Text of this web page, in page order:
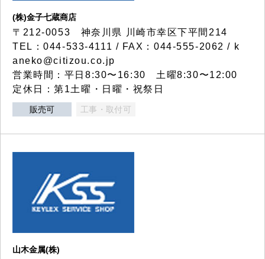
(株)金子七蔵商店
〒212-0053 神奈川県 川崎市幸区下平間214
TEL：044-533-4111 / FAX：044-555-2062 / k
aneko@citizou.co.jp
営業時間：平日8:30〜16:30 土曜8:30〜12:00
定休日：第1土曜・日曜・祝祭日
販売可 工事・取付可
山木金属(株)